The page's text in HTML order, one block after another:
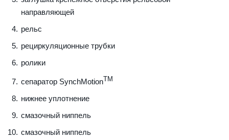
направляющей
рельс
рециркуляционные трубки
ролики
сепаратор SynchMotion TM
нижнее уплотнение
смазочный ниппель
смазочный ниппель